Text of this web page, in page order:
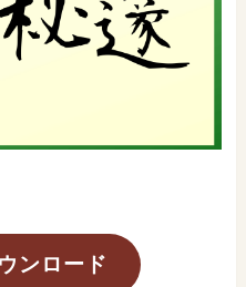
ンロード